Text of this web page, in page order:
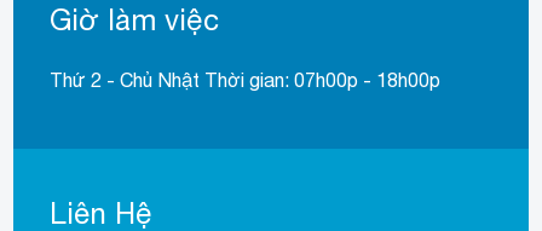
Giờ làm việc
Thứ 2 - Chủ Nhật Thời gian: 07h00p - 18h00p
Liên Hệ